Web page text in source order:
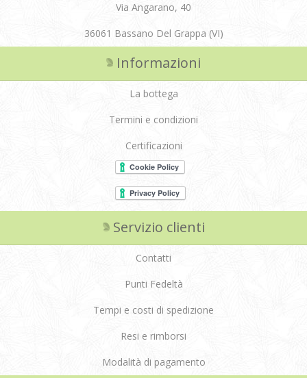
Via Angarano, 40
36061 Bassano Del Grappa (VI)
Informazioni
La bottega
Termini e condizioni
Certificazioni
Servizio clienti
Contatti
Punti Fedeltà
Tempi e costi di spedizione
Resi e rimborsi
Modalità di pagamento